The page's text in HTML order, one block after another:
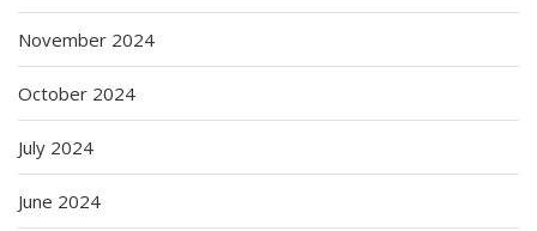
November 2024
October 2024
July 2024
June 2024